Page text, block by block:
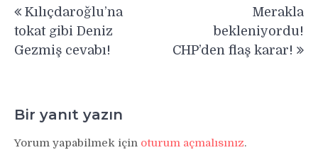
gezinmesi
Kılıçdaroğlu’na
tokat gibi Deniz
Gezmiş cevabı!
Merakla
bekleniyordu!
CHP’den flaş karar!
Bir yanıt yazın
Yorum yapabilmek için oturum açmalısınız.